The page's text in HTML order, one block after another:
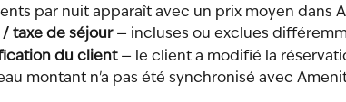
par nuit apparaît avec un prix moyen dans
/ taxe de séjour — incluses ou exclues
du client — le client a modifié la
montant n'a pas été synchronisé avec